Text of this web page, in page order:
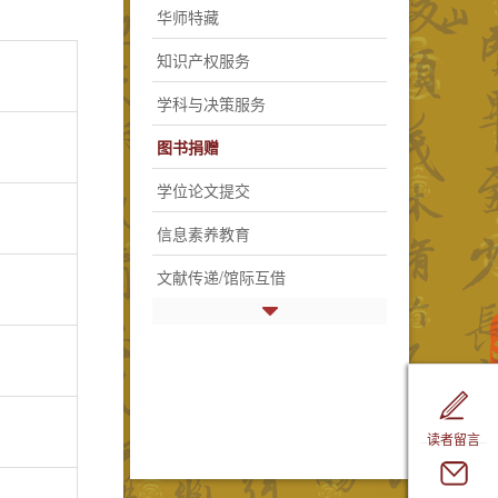
华师特藏
知识产权服务
学科与决策服务
图书捐赠
学位论文提交
信息素养教育
文献传递/馆际互借
读者留言